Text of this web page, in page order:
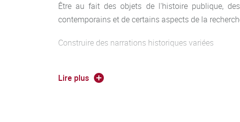
Être au fait des objets de l'histoire publique,
contemporains et de certains aspects de la
Construire des narrations historiques variées
Lire plus